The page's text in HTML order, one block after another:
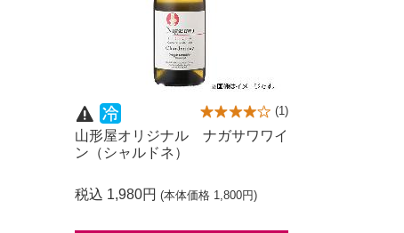
山形屋オリジナル ナガサワワイ
ン（シャルドネ）
税込 1,980円 (本体価格 1,800円)
(1)